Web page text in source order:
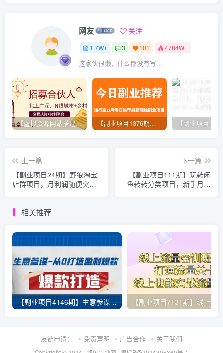
网友 关注
1.7W+ 3 101 4784W+
这家伙很懒，什么都没有写...
【虚拟资源网站搭建服务】加盟本站系统，做一个和本站一样的独立网站，躺赚的项目 【副业项目1376期】龟课最新闲鱼项目玩法实战教程_全新升级月收益几千到几万
上一篇
【副业项目24期】野狼淘宝
店群项目，月利润随便突破
下一篇
【副业项目111期】玩转闲
鱼转转分类项目，新手月赚
相关推荐
【副业项目4146期】生意参谋-从0打造盈利爆款：手把手教您打造爆款多种玩法
友链申请： 免责声明 广告合作 关于我们